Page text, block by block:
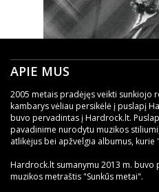
APIE MUS
2005 metais pradėjęs veikti sunkiojo
kambarys vėliau persikėlė į puslapį
buvo pervadintas į Hardrock.lt.
pavadinime nurodytu muzikos
atlikėjus bei apžvelgia albumus, kurie
Hardrock.lt sumanymu 2013 m.
muzikos metraštis "Sunkūs metai".